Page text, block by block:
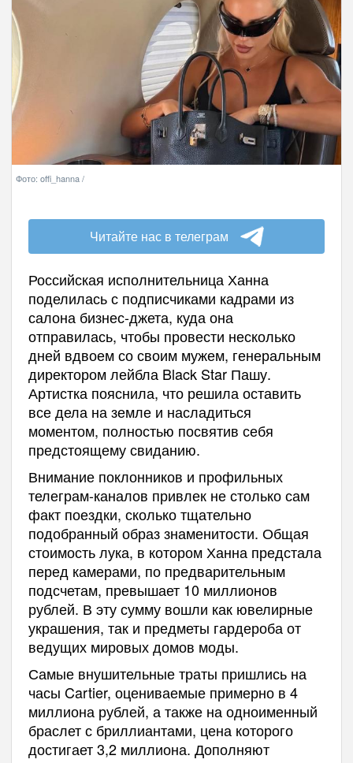
Фото: offi_hanna /
Читайте нас в телеграм
Российская исполнительница Ханна
поделилась с подписчиками кадрами из
салона бизнес-джета, куда она
отправилась, чтобы провести несколько
дней вдвоем со своим мужем, генеральным
директором лейбла Black Star Пашу.
Артистка пояснила, что решила оставить
все дела на земле и насладиться
моментом, полностью посвятив себя
предстоящему свиданию.
Внимание поклонников и профильных
телеграм-каналов привлек не столько сам
факт поездки, сколько тщательно
подобранный образ знаменитости. Общая
стоимость лука, в котором Ханна предстала
перед камерами, по предварительным
подсчетам, превышает 10 миллионов
рублей. В эту сумму вошли как ювелирные
украшения, так и предметы гардероба от
ведущих мировых домов моды.
Самые внушительные траты пришлись на
часы Cartier, оцениваемые примерно в 4
миллиона рублей, а также на одноименный
браслет с бриллиантами, цена которого
достигает 3,2 миллиона. Дополняют